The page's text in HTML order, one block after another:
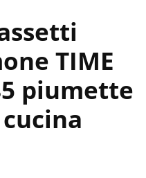
TIME
piumette
cucina